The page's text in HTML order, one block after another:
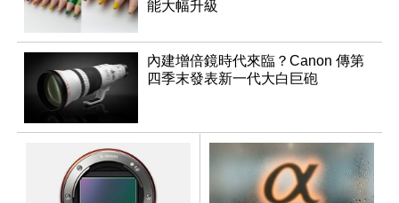
能大幅升級
內建增倍鏡時代來臨？Canon 傳第
四季末發表新一代大白巨砲